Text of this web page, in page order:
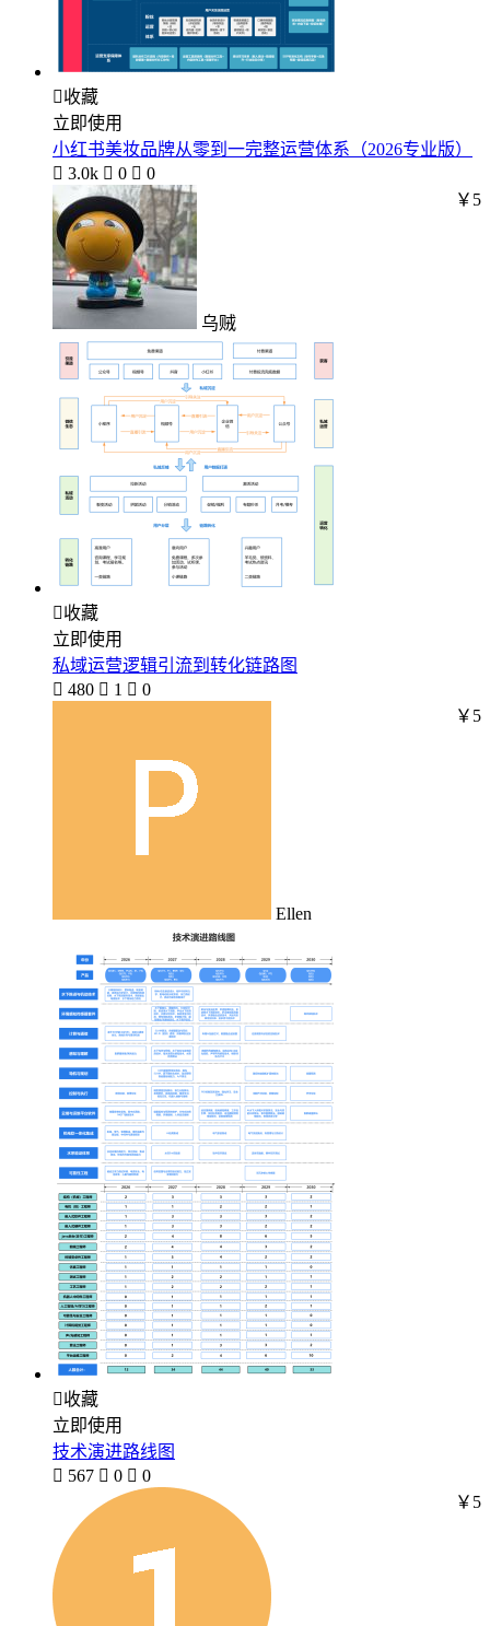
收藏
立即使用
小红书美妆品牌从零到一完整运营体系（2026专业版）
 3.0k  0  0
乌贼
￥5
收藏
立即使用
私域运营逻辑引流到转化链路图
 480  1  0
Ellen
￥5
收藏
立即使用
技术演进路线图
 567  0  0
￥5